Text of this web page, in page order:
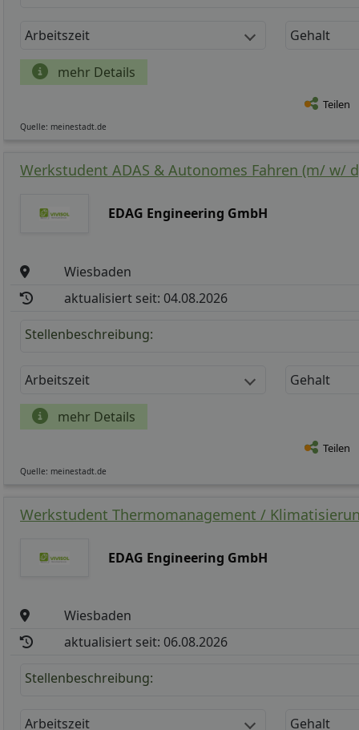
Arbeitszeit Gehalt
mehr Details
Teilen
Quelle: meinestadt.de
Werkstudent ADAS & Autonomes Fahren (m/ w/
EDAG Engineering GmbH
Wiesbaden
aktualisiert seit: 04.08.2026
Stellenbeschreibung:
Arbeitszeit Gehalt
mehr Details
Teilen
Quelle: meinestadt.de
Werkstudent Thermomanagement /
EDAG Engineering GmbH
Wiesbaden
aktualisiert seit: 06.08.2026
Stellenbeschreibung:
Arbeitszeit Gehalt